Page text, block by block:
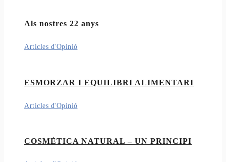
Als nostres 22 anys
Articles d'Opinió
ESMORZAR I EQUILIBRI ALIMENTARI
Articles d'Opinió
COSMÈTICA NATURAL – UN PRINCIPI